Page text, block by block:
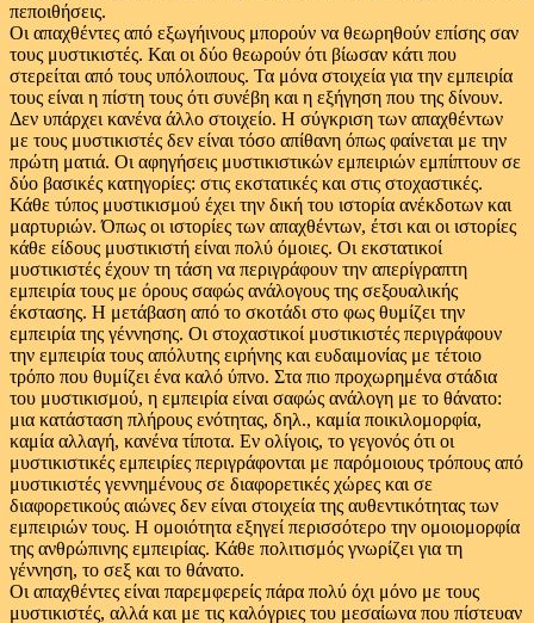
πεποιθήσεις.
Οι απαχθέντες από εξωγήινους μπορούν να θεωρηθούν επίσης σαν
τους μυστικιστές. Και οι δύο θεωρούν ότι βίωσαν κάτι που
στερείται από τους υπόλοιπους. Τα μόνα στοιχεία για την εμπειρία
τους είναι η πίστη τους ότι συνέβη και η εξήγηση που της δίνουν.
Δεν υπάρχει κανένα άλλο στοιχείο. Η σύγκριση των απαχθέντων
με τους μυστικιστές δεν είναι τόσο απίθανη όπως φαίνεται με την
πρώτη ματιά. Οι αφηγήσεις μυστικιστικών εμπειριών εμπίπτουν σε
δύο βασικές κατηγορίες: στις εκστατικές και στις στοχαστικές.
Κάθε τύπος μυστικισμού έχει την δική του ιστορία ανέκδοτων και
μαρτυριών. Όπως οι ιστορίες των απαχθέντων, έτσι και οι ιστορίες
κάθε είδους μυστικιστή είναι πολύ όμοιες. Οι εκστατικοί
μυστικιστές έχουν τη τάση να περιγράφουν την απερίγραπτη
εμπειρία τους με όρους σαφώς ανάλογους της σεξουαλικής
έκστασης. Η μετάβαση από το σκοτάδι στο φως θυμίζει την
εμπειρία της γέννησης. Οι στοχαστικοί μυστικιστές περιγράφουν
την εμπειρία τους απόλυτης ειρήνης και ευδαιμονίας με τέτοιο
τρόπο που θυμίζει ένα καλό ύπνο. Στα πιο προχωρημένα στάδια
του μυστικισμού, η εμπειρία είναι σαφώς ανάλογη με το θάνατο:
μια κατάσταση πλήρους ενότητας, δηλ., καμία ποικιλομορφία,
καμία αλλαγή, κανένα τίποτα. Εν ολίγοις, το γεγονός ότι οι
μυστικιστικές εμπειρίες περιγράφονται με παρόμοιους τρόπους από
μυστικιστές γεννημένους σε διαφορετικές χώρες και σε
διαφορετικούς αιώνες δεν είναι στοιχεία της αυθεντικότητας των
εμπειριών τους. Η ομοιότητα εξηγεί περισσότερο την ομοιομορφία
της ανθρώπινης εμπειρίας. Κάθε πολιτισμός γνωρίζει για τη
γέννηση, το σεξ και το θάνατο.
Οι απαχθέντες είναι παρεμφερείς πάρα πολύ όχι μόνο με τους
μυστικιστές, αλλά και με τις καλόγριες του μεσαίωνα που πίστευαν